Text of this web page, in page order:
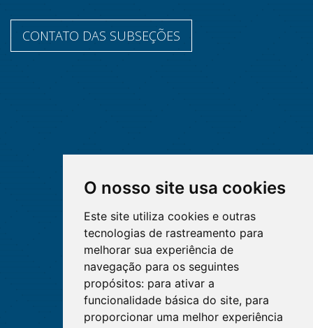
O nosso site usa cookies
Este site utiliza cookies e outras
tecnologias de rastreamento para
melhorar sua experiência de
navegação para os seguintes
propósitos: para ativar a
funcionalidade básica do site, para
proporcionar uma melhor experiência
CONTATO DAS SUBSEÇÕES